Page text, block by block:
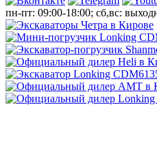
пн-пт: 09:00-18:00; сб,вс: